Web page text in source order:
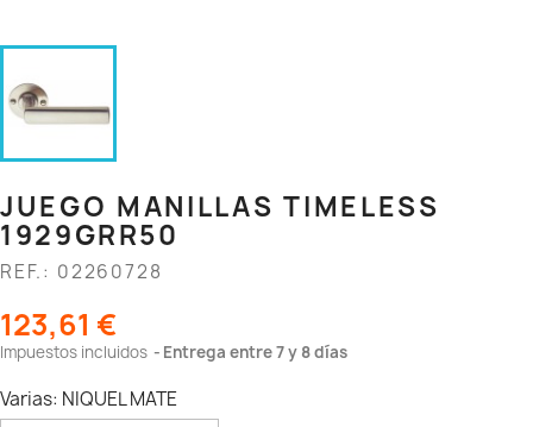
JUEGO MANILLAS TIMELESS
1929GRR50
REF.: 02260728
123,61 €
Impuestos incluidos Entrega entre 7 y 8 días
Varias: NIQUEL MATE